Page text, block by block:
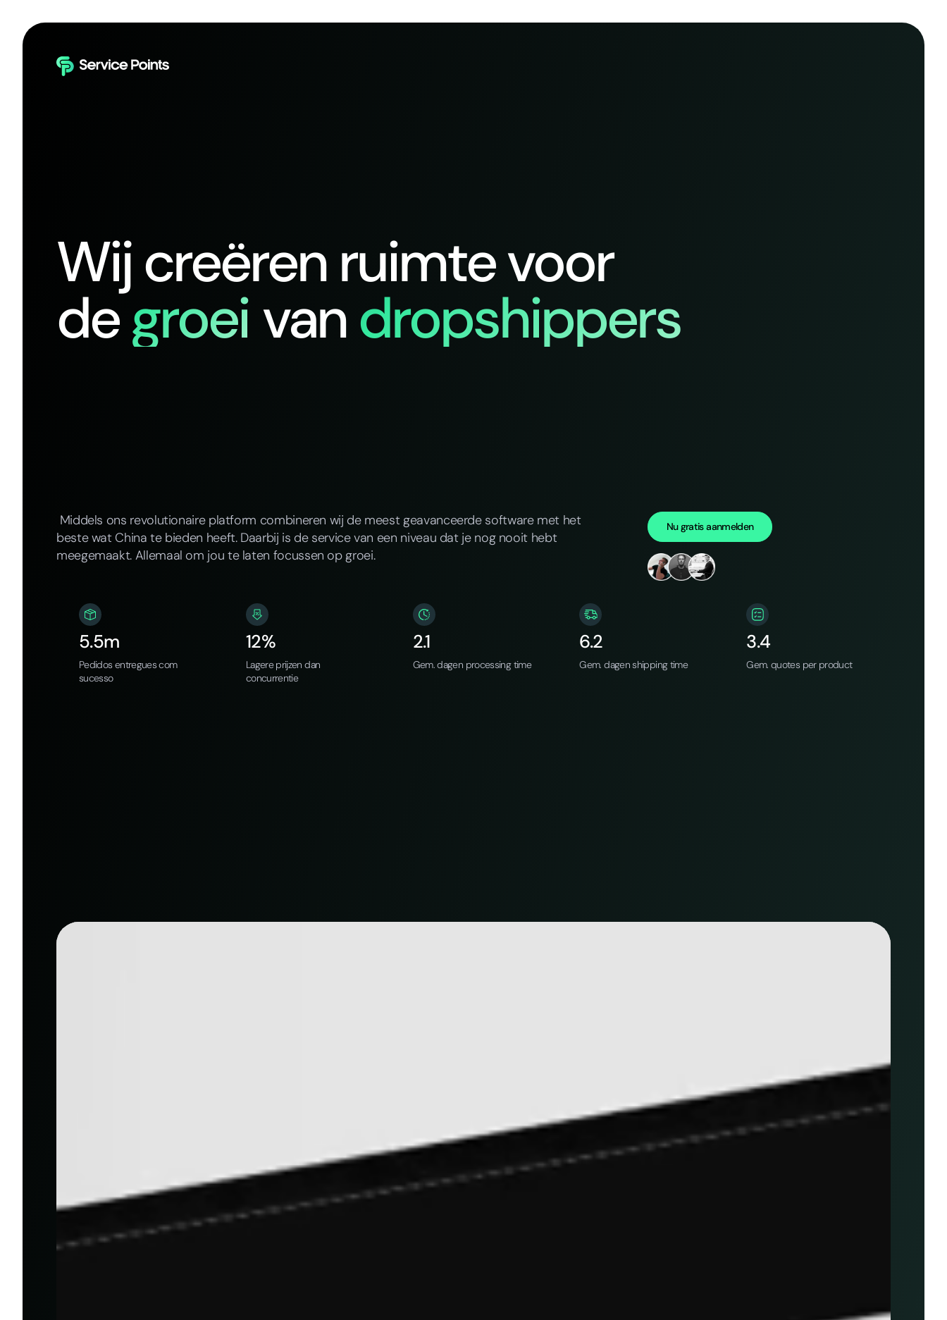
Wij creëren ruimte voor
degroeivandropshippers
Middels ons revolutionaire platform combineren wij de meest geavanceerde software met het
beste wat China te bieden heeft. Daarbij is de service van een niveau dat je nog nooit hebt
meegemaakt. Allemaal om jou te laten focussen op groei.
Nu gratis aanmelden
5.5m
Pedidos entregues com
sucesso
12%
Lagere prijzen dan
concurrentie
2.1
Gem. dagen processing time
6.2
Gem. dagen shipping time
3.4
Gem. quotes per product